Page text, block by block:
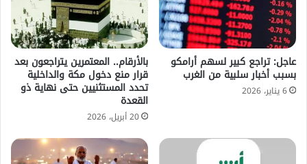
عاجل: تراجع كبير لسهم أرامكو
بسبب أخبار سلبية من الغرب
6 يناير، 2026
بالأرقام.. المعتمرين يتراجعون بعد
قرار منع دخول مكة والداخلية
تحدد المستثنيين حتى نهاية ذو
القعدة
20 أبريل، 2026